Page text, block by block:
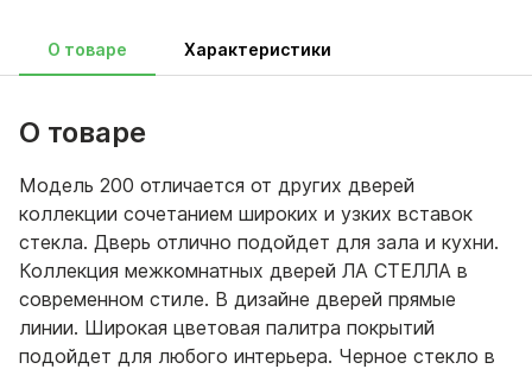
О товаре Характеристики
О товаре
Модель 200 отличается от других дверей
коллекции сочетанием широких и узких вставок
стекла. Дверь отлично подойдет для зала и кухни.
Коллекция межкомнатных дверей ЛА СТЕЛЛА в
современном стиле. В дизайне дверей прямые
линии. Широкая цветовая палитра покрытий
подойдет для любого интерьера. Черное стекло в